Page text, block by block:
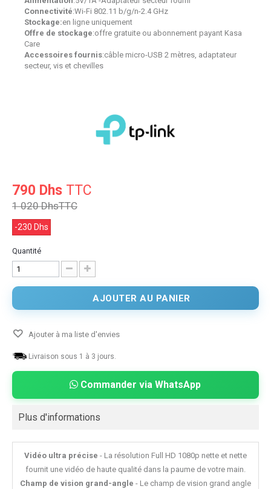
Connectivité:Wi-Fi 802.11 b/g/n-2.4 GHz
Stockage:en ligne uniquement
Offre de stockage:offre gratuite ou abonnement payant Kasa
Care
Accessoires fournis:câble micro-USB 2 mètres, adaptateur
secteur, vis et chevilles
790 Dhs TTC
1 020 DhsTTC
-230 Dhs
Quantité
AJOUTER AU PANIER
Ajouter à ma liste d'envies
Livraison sous 1 à 3 jours.
Commander via WhatsApp
Plus d'informations
Vidéo ultra précise - La résolution Full HD 1080p nette et nette
fournit une vidéo de haute qualité dans la paume de votre main.
Champ de vision grand-angle - Le champ de vision grand angle